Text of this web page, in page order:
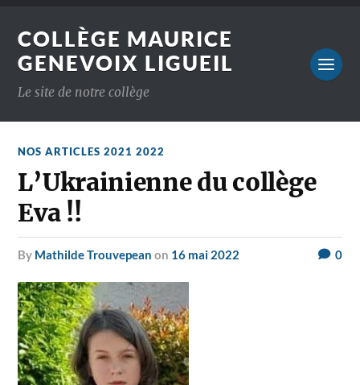
COLLÈGE MAURICE
GENEVOIX LIGUEIL
Le site de notre collège
NOS ARTICLES 2021 2022
L’Ukrainienne du collège
Eva !!
by Mathilde Trouvepean on 16 mai 2022 0